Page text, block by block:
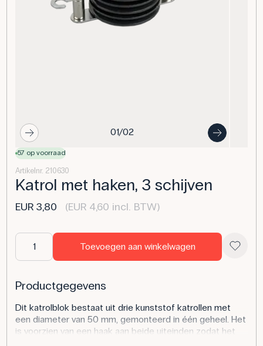
01/02
57 op voorraad
Artikelnr. 210630
Katrol met haken, 3 schijven
EUR 3,80 (EUR 4,60 incl. BTW)
Toevoegen aan winkelwagen
Productgegevens
Dit katrolblok bestaat uit drie kunststof katrollen met
een diameter van 50 mm, gemonteerd in één geheel. Het
is voorzien van een haak aan beide uiteinden zodat het